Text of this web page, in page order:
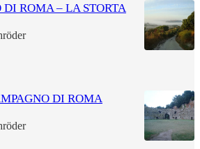
DI ROMA – LA STORTA
DI ROMA